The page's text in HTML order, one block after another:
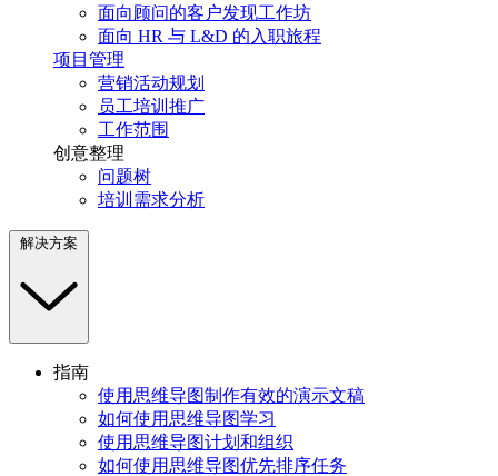
面向顾问的客户发现工作坊
面向 HR 与 L&D 的入职旅程
项目管理
营销活动规划
员工培训推广
工作范围
创意整理
问题树
培训需求分析
解决方案
指南
使用思维导图制作有效的演示文稿
如何使用思维导图学习
使用思维导图计划和组织
如何使用思维导图优先排序任务